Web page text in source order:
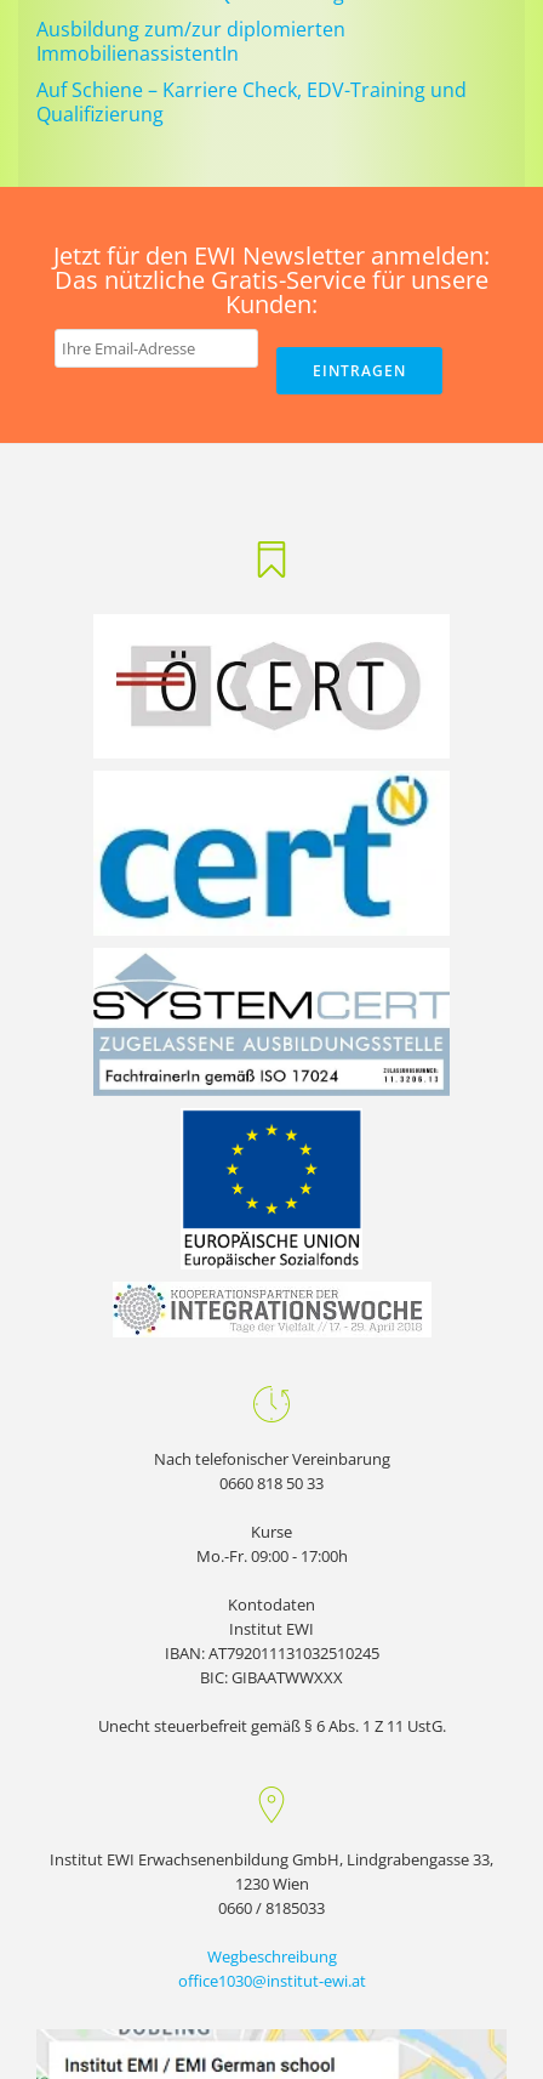
Ausbildung zum/zur diplomierten
ImmobilienassistentIn
Auf Schiene – Karriere Check, EDV-Training und
Qualifizierung
Jetzt für den EWI Newsletter anmelden:
Das nützliche Gratis-Service für unsere
Kunden:
Nach telefonischer Vereinbarung
0660 818 50 33
Kurse
Mo.-Fr. 09:00 - 17:00h
Kontodaten
Institut EWI
IBAN: AT792011131032510245
BIC: GIBAATWWXXX
Unecht steuerbefreit gemäß § 6 Abs. 1 Z 11 UstG.
Institut EWI Erwachsenenbildung GmbH, Lindgrabengasse 33,
1230 Wien
0660 / 8185033
Wegbeschreibung
office1030@institut-ewi.at